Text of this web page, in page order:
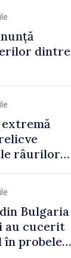
de
dintre
râurilor
Bulgaria
au cucerit
probele